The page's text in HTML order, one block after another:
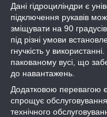
Дані гідроциліндри є
підключення рукавів
зміщувати на 90
під різні умови
гнучкість у
пакованому вусі, що
до навантажень.
Додатковою перевагою є
спрощує
технічного